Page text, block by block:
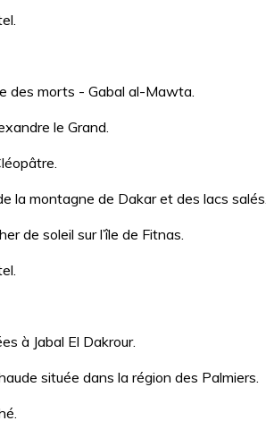
des morts - Gabal al-Mawta.
le Grand.
la montagne de Dakar et des lacs salés.
de soleil sur l’île de Fitnas.
à Jabal El Dakrour.
située dans la région des Palmiers.